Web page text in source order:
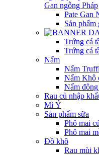
Gan ngỗng Pháp
Pate Gan
Sản phẩm
Trứng cá
Trứng cá
Nấm
Nấm
Nấm Khô
Nấm
Rau củ nhập
Mì Ý
Sản phẩm sữa
Phô mai
Phô mai
Đồ khô
Rau mùi